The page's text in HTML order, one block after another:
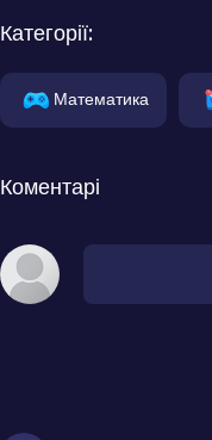
Категорії:
Математика
Коментарі